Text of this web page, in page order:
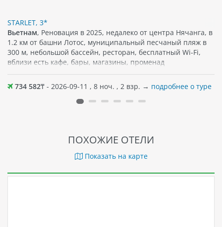
STARLET, 3*
Вьетнам, Реновация в 2025, недалеко от центра Нячанга, в
1.2 км от башни Лотос, муниципальный песчаный пляж в
300 м, небольшой бассейн, ресторан, бесплатный Wi-Fi,
вблизи есть кафе, бары, магазины, променад
734 582₸ - 2026-09-11 , 8 ноч. , 2 взр. → подробнее о туре
ПОХОЖИЕ ОТЕЛИ
Показать на карте